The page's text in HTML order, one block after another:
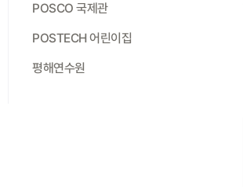
POSCO 국제관
POSTECH 어린이집
평해연수원